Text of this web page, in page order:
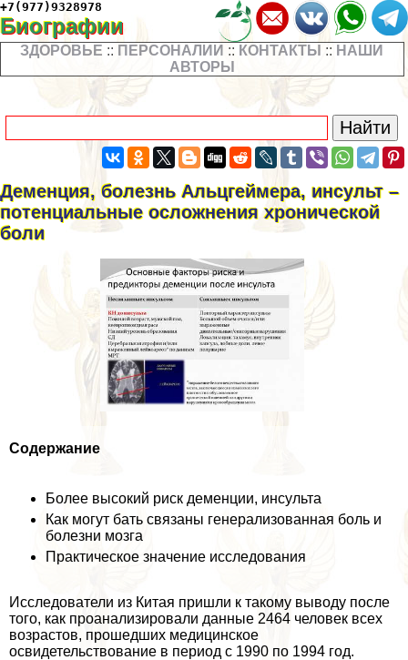
+7(977)9328978
Биографии
ЗДОРОВЬЕ :: ПЕРСОНАЛИИ :: КОНТАКТЫ :: НАШИ
АВТОРЫ
Деменция, болезнь Альцгeймера, инсульт –
потенциальные осложнения хронической
боли
Содержание
Более высокий риск деменции, инсульта
Как могут бать связаны генерализованная боль и
болезни мозга
Пpaктическое значение исследования
Исследователи из Китая пришли к такому выводу после
того, как проанализировали данные 2464 человек всех
возрастов, прошедших медицинское
освидетельствование в период с 1990 по 1994 год.